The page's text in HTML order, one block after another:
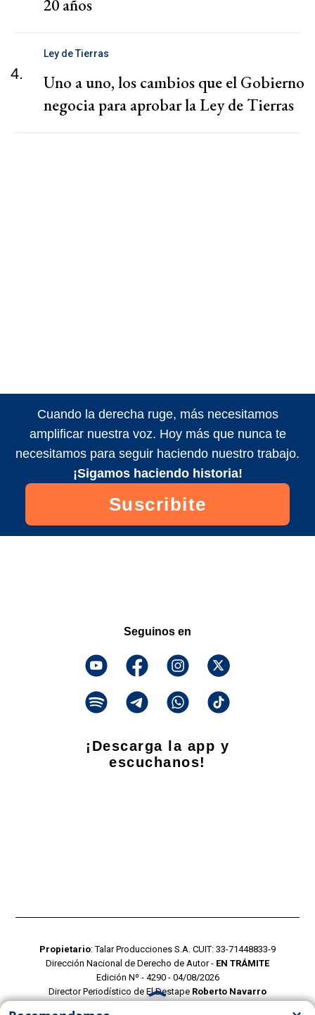
20 años
4.
Ley de Tierras
Uno a uno, los cambios que el Gobierno
negocia para aprobar la Ley de Tierras
Cuando la derecha ruge, más necesitamos
amplificar nuestra voz. Hoy más que nunca te
necesitamos para seguir haciendo nuestro trabajo.
¡Sigamos haciendo historia!
Suscribite
Seguinos en
¡Descarga la app y
escuchanos!
Propietario: Talar Producciones S.A. CUIT: 33-71448833-9
Dirección Nacional de Derecho de Autor - EN TRÁMITE
Edición Nº - 4290 - 04/08/2026
Director Periodístico de El Destape Roberto Navarro